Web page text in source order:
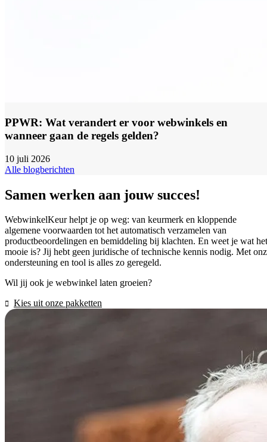
PPWR: Wat verandert er voor webwinkels en
wanneer gaan de regels gelden?
10 juli 2026
Alle blogberichten
Samen werken aan jouw succes!
WebwinkelKeur helpt je op weg: van keurmerk en kloppende
algemene voorwaarden tot het automatisch verzamelen van
productbeoordelingen en bemiddeling bij klachten. En weet je wat het
mooie is? Jij hebt geen juridische of technische kennis nodig. Met
ondersteuning en tool is alles zo geregeld.
Wil jij ook je webwinkel laten groeien?
Kies uit onze pakketten